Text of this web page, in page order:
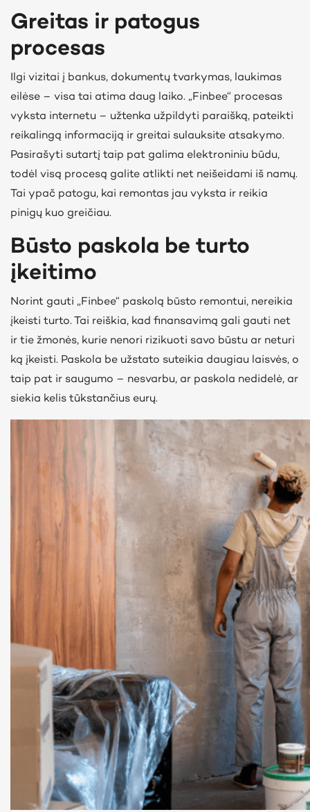
Greitas ir patogus
procesas
Ilgi vizitai į bankus, dokumentų tvarkymas, laukimas
eilėse – visa tai atima daug laiko. „Finbee“ procesas
vyksta internetu – užtenka užpildyti paraišką, pateikti
reikalingą informaciją ir greitai sulauksite atsakymo.
Pasirašyti sutartį taip pat galima elektroniniu būdu,
todėl visą procesą galite atlikti net neišeidami iš namų.
Tai ypač patogu, kai remontas jau vyksta ir reikia
pinigų kuo greičiau.
Būsto paskola be turto
įkeitimo
Norint gauti „Finbee“ paskolą būsto remontui, nereikia
įkeisti turto. Tai reiškia, kad finansavimą gali gauti net
ir tie žmonės, kurie nenori rizikuoti savo būstu ar neturi
ką įkeisti. Paskola be užstato suteikia daugiau laisvės, o
taip pat ir saugumo – nesvarbu, ar paskola nedidelė, ar
siekia kelis tūkstančius eurų.